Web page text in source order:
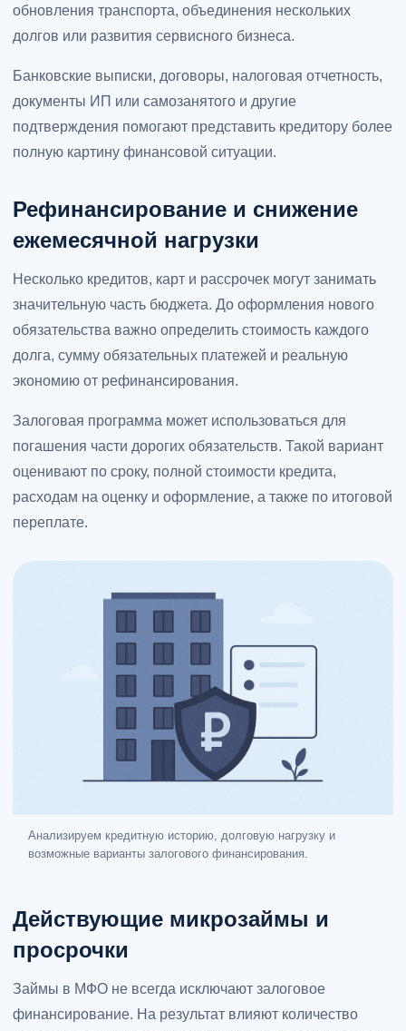
обновления транспорта, объединения нескольких
долгов или развития сервисного бизнеса.
Банковские выписки, договоры, налоговая отчетность,
документы ИП или самозанятого и другие
подтверждения помогают представить кредитору более
полную картину финансовой ситуации.
Рефинансирование и снижение
ежемесячной нагрузки
Несколько кредитов, карт и рассрочек могут занимать
значительную часть бюджета. До оформления нового
обязательства важно определить стоимость каждого
долга, сумму обязательных платежей и реальную
экономию от рефинансирования.
Залоговая программа может использоваться для
погашения части дорогих обязательств. Такой вариант
оценивают по сроку, полной стоимости кредита,
расходам на оценку и оформление, а также по итоговой
переплате.
Анализируем кредитную историю, долговую нагрузку и
возможные варианты залогового финансирования.
Действующие микрозаймы и
просрочки
Займы в МФО не всегда исключают залоговое
финансирование. На результат влияют количество